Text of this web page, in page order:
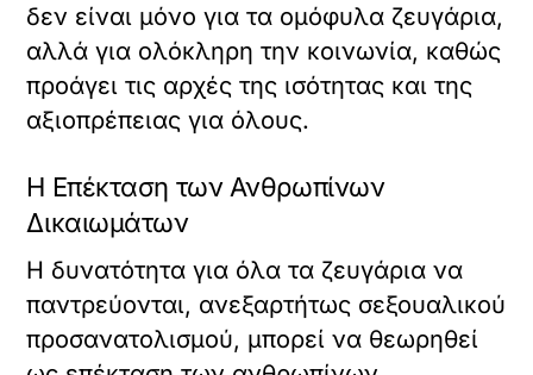
δεν είναι μόνο για τα ομόφυλα ζευγάρια,
αλλά για ολόκληρη την κοινωνία, καθώς
προάγει τις αρχές της ισότητας και της
αξιοπρέπειας για όλους.
Η Επέκταση των Ανθρωπίνων
Δικαιωμάτων
Η δυνατότητα για όλα τα ζευγάρια να
παντρεύονται, ανεξαρτήτως σεξουαλικού
προσανατολισμού, μπορεί να θεωρηθεί